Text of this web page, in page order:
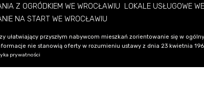
Z OGRÓDKIEM WE WROCŁAWIU
NA START WE WROCŁAWIU
LOKALE USŁUGOWE
przyszłym nabywcom mieszkań zorientowanie się w
nie stanowią oferty w rozumieniu ustawy z dnia 23 kwietnia
prywatności